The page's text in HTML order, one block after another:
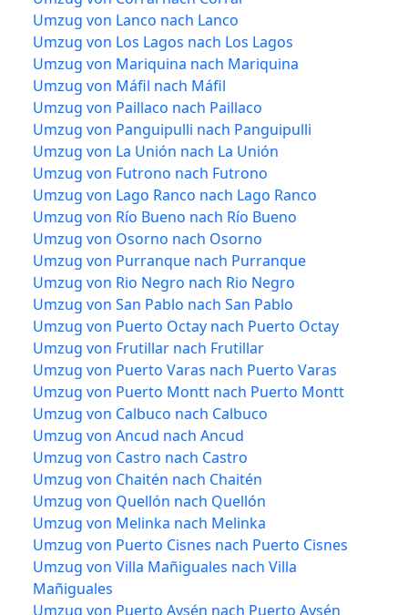
Umzug von Lanco nach Lanco
Umzug von Los Lagos nach Los Lagos
Umzug von Mariquina nach Mariquina
Umzug von Máfil nach Máfil
Umzug von Paillaco nach Paillaco
Umzug von Panguipulli nach Panguipulli
Umzug von La Unión nach La Unión
Umzug von Futrono nach Futrono
Umzug von Lago Ranco nach Lago Ranco
Umzug von Río Bueno nach Río Bueno
Umzug von Osorno nach Osorno
Umzug von Purranque nach Purranque
Umzug von Rio Negro nach Rio Negro
Umzug von San Pablo nach San Pablo
Umzug von Puerto Octay nach Puerto Octay
Umzug von Frutillar nach Frutillar
Umzug von Puerto Varas nach Puerto Varas
Umzug von Puerto Montt nach Puerto Montt
Umzug von Calbuco nach Calbuco
Umzug von Ancud nach Ancud
Umzug von Castro nach Castro
Umzug von Chaitén nach Chaitén
Umzug von Quellón nach Quellón
Umzug von Melinka nach Melinka
Umzug von Puerto Cisnes nach Puerto Cisnes
Umzug von Villa Mañiguales nach Villa
Mañiguales
Umzug von Puerto Aysén nach Puerto Aysén